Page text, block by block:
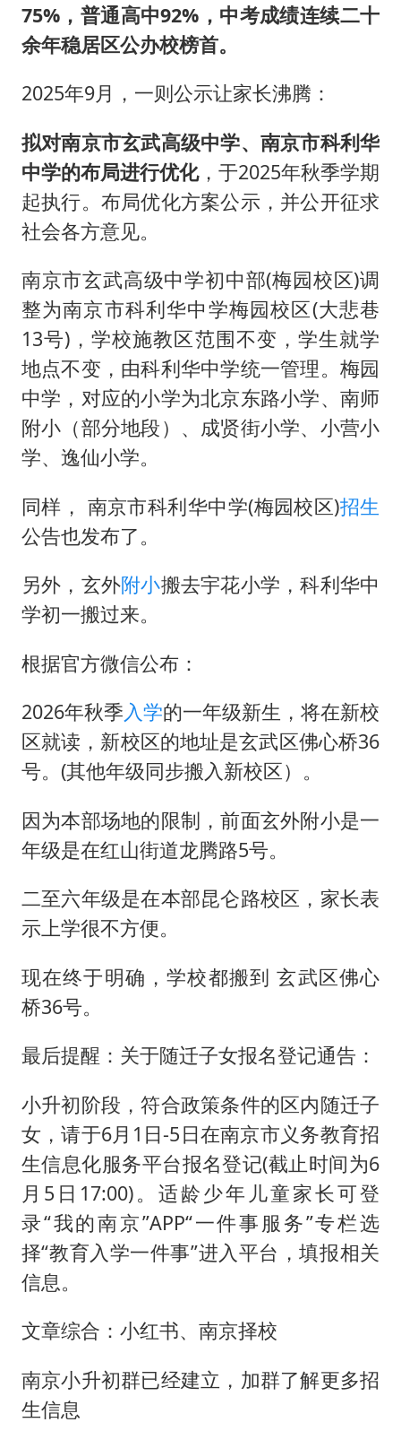
75%，普通高中92%，中考成绩连续二十
余年稳居区公办校榜首。
2025年9月，一则公示让家长沸腾：
拟对南京市玄武高级中学、南京市科利华
中学的布局进行优化，于2025年秋季学期
起执行。布局优化方案公示，并公开征求
社会各方意见。
南京市玄武高级中学初中部(梅园校区)调
整为南京市科利华中学梅园校区(大悲巷
13号)，学校施教区范围不变，学生就学
地点不变，由科利华中学统一管理。梅园
中学，对应的小学为北京东路小学、南师
附小（部分地段）、成贤街小学、小营小
学、逸仙小学。
同样， 南京市科利华中学(梅园校区)招生
公告也发布了。
另外，玄外附小搬去宇花小学，科利华中
学初一搬过来。
根据官方微信公布：
2026年秋季入学的一年级新生，将在新校
区就读，新校区的地址是玄武区佛心桥36
号。(其他年级同步搬入新校区）。
因为本部场地的限制，前面玄外附小是一
年级是在红山街道龙腾路5号。
二至六年级是在本部昆仑路校区，家长表
示上学很不方便。
现在终于明确，学校都搬到 玄武区佛心
桥36号。
最后提醒：关于随迁子女报名登记通告：
小升初阶段，符合政策条件的区内随迁子
女，请于6月1日-5日在南京市义务教育招
生信息化服务平台报名登记(截止时间为6
月5日17:00)。适龄少年儿童家长可登
录“我的南京”APP“一件事服务”专栏选
择“教育入学一件事”进入平台，填报相关
信息。
文章综合：小红书、南京择校
南京小升初群已经建立，加群了解更多招
生信息